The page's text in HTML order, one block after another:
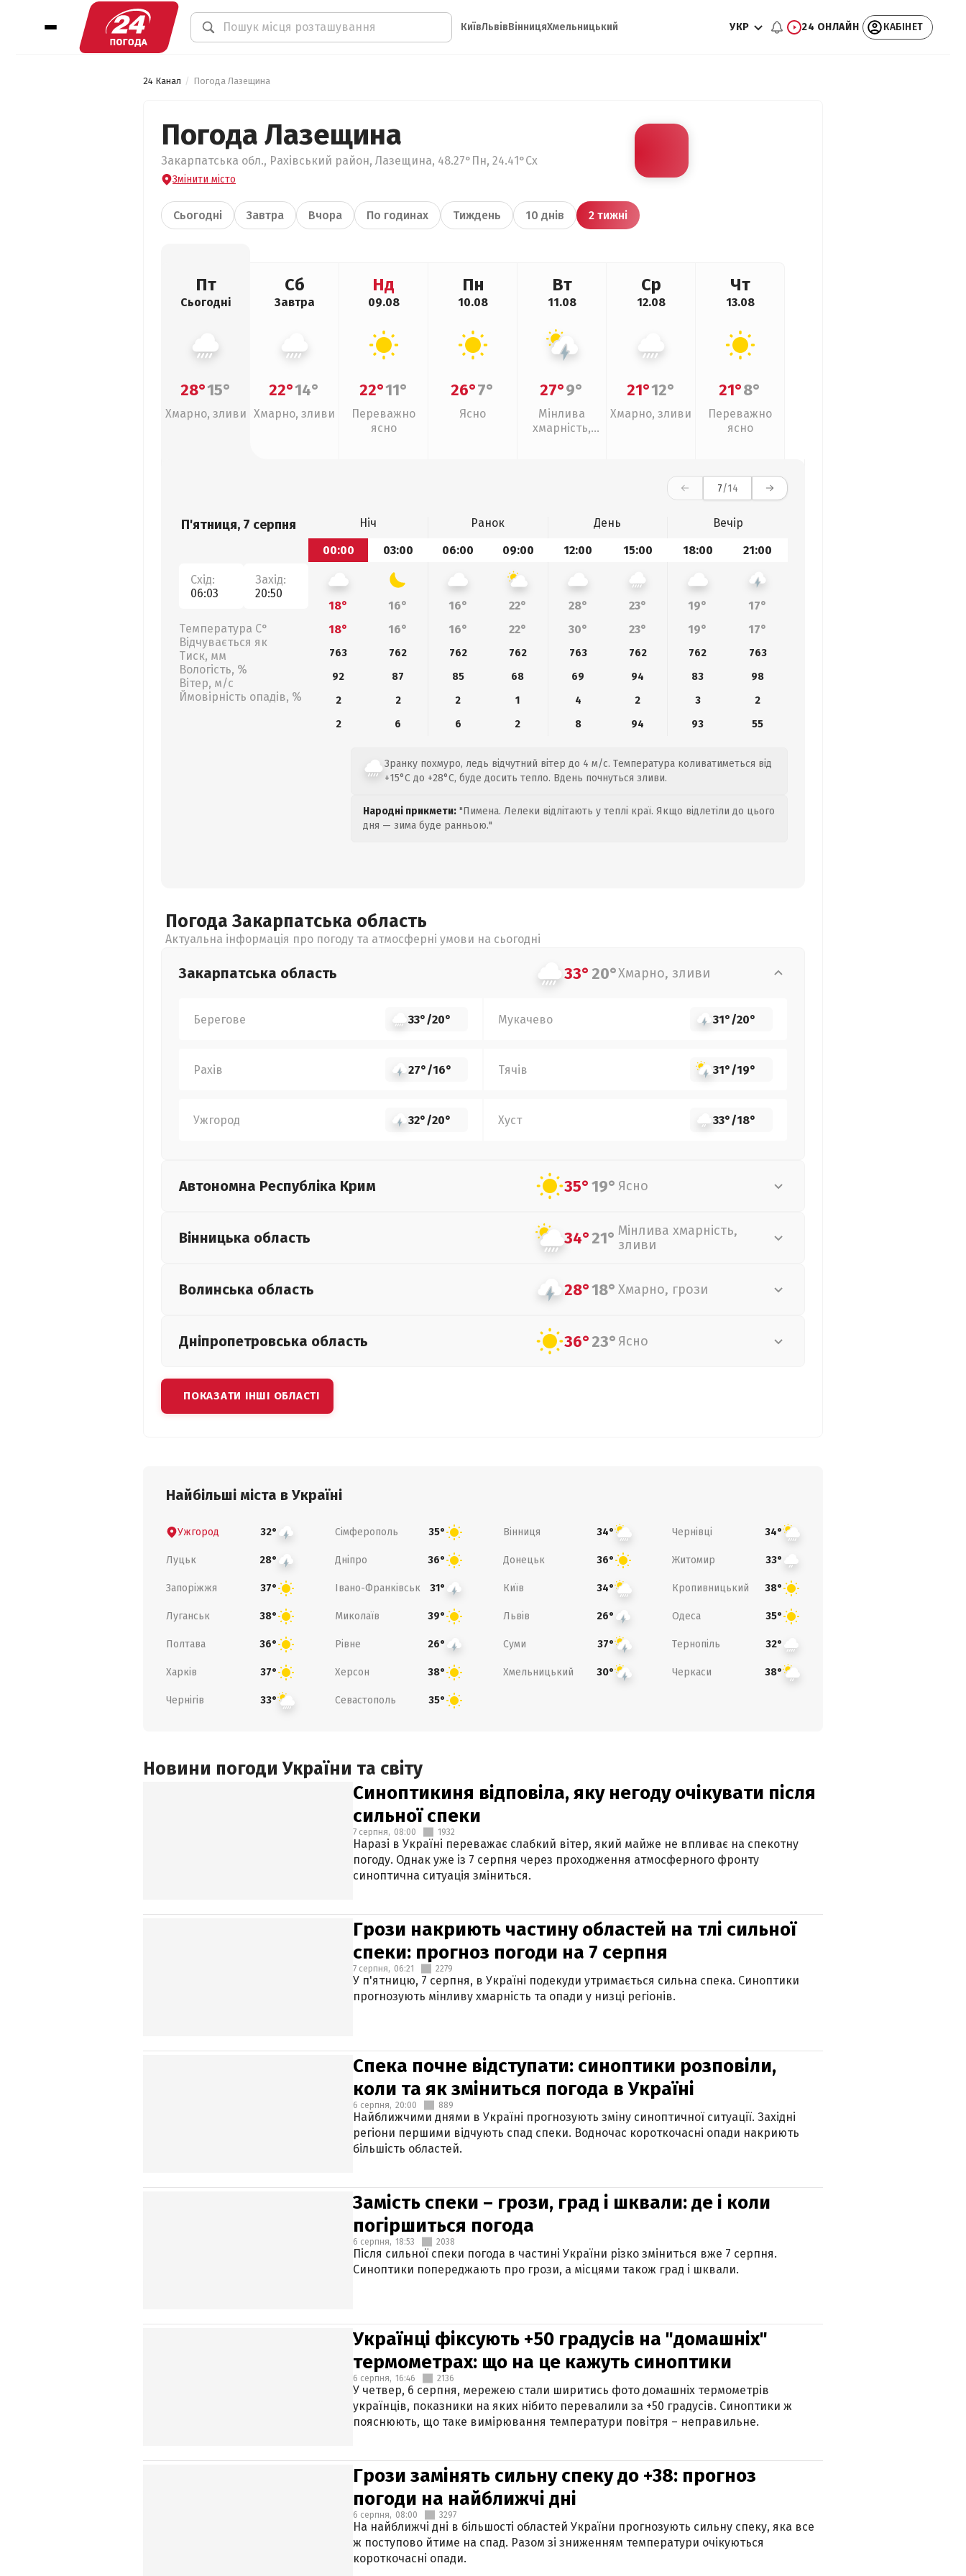
КиївЛьвівВінницяХмельницький УКР 24 ОНЛАЙН КАБІНЕТ
24 Канал Погода Лазещина
Погода Лазещина
Закарпатська обл., Рахівський район, Лазещина, 48.27°Пн, 24.41°Сх
Змінити місто
Сьогодні Завтра Вчора По годинах Тиждень 10 днів 2 тижні
Пт
Сьогодні
28°15°
Хмарно, зливи
Сб
Завтра
22°14°
Хмарно, зливи
Нд
09.08
22°11°
Переважно
ясно
Пн
10.08
26°7°
Ясно
Вт
11.08
27°9°
Мінлива
хмарність,
Ср
12.08
21°12°
Хмарно, зливи
Чт
13.08
21°8°
Переважно
ясно
7/14
П'ятниця, 7 серпня
Схід:
06:03
Захід:
20:50
Температура С°
Відчувається як
Тиск, мм
Вологість, %
Вітер, м/с
Ймовірність опадів, %
Ніч Ранок День
Вечір
00:00
03:00 06:00 09:00 12:00 15:00 18:00 21:00
18° 16° 16° 22° 28° 23° 19°
17°
18°
16° 16° 22° 30° 23° 19° 17°
763 762 762 762 763 762 762
763
92
87 85 68 69 94 83
98
2
2 2 1 4 2 3
2
2
6 6 2 8 94 93 55
Зранку похмуро, ледь відчутний вітер до 4 м/с. Температура коливатиметься від
+15°C до +28°C, буде досить тепло. Вдень почнуться зливи.
Народні прикмети: "Пимена. Лелеки відлітають у теплі краї. Якщо відлетіли до цього
дня — зима буде ранньою."
Погода Закарпатська область
Актуальна інформація про погоду та атмосферні умови на сьогодні
Закарпатська область 33°20°Хмарно, зливи
Берегове 33°/20° Мукачево 31°/20°
Рахів 27°/16° Тячів 31°/19°
Ужгород 32°/20° Хуст 33°/18°
Автономна Республіка Крим 35°19° Ясно
Вінницька область 34°21° Мінлива хмарність,
зливи
Волинська область 28°18° Хмарно, грози
Дніпропетровська область 36°23° Ясно
ПОКАЗАТИ ІНШІ ОБЛАСТІ
Найбільші міста в Україні
Ужгород 32° Сімферополь 35° Вінниця 34° Чернівці 34°
Луцьк 28° Дніпро 36° Донецьк 36° Житомир 33°
Запоріжжя 37° Івано-Франківськ 31° Київ 34° Кропивницький 38°
Луганськ 38° Миколаїв 39° Львів 26° Одеса 35°
Полтава 36° Рівне 26° Суми 37° Тернопіль 32°
Харків 37° Херсон 38° Хмельницький 30° Черкаси 38°
Чернігів 33° Севастополь 35°
Новини погоди України та світу
Синоптикиня відповіла, яку негоду очікувати після
сильної спеки
7 серпня, 08:00 1932
Наразі в Україні переважає слабкий вітер, який майже не впливає на спекотну
погоду. Однак уже із 7 серпня через проходження атмосферного фронту
синоптична ситуація зміниться.
Грози накриють частину областей на тлі сильної
спеки: прогноз погоди на 7 серпня
7 серпня, 06:21 2279
У п'ятницю, 7 серпня, в Україні подекуди утримається сильна спека. Синоптики
прогнозують мінливу хмарність та опади у низці регіонів.
Спека почне відступати: синоптики розповіли,
коли та як зміниться погода в Україні
6 серпня, 20:00 889
Найближчими днями в Україні прогнозують зміну синоптичної ситуації. Західні
регіони першими відчують спад спеки. Водночас короткочасні опади накриють
більшість областей.
Замість спеки – грози, град і шквали: де і коли
погіршиться погода
6 серпня, 18:53 2038
Після сильної спеки погода в частині України різко зміниться вже 7 серпня.
Синоптики попереджають про грози, а місцями також град і шквали.
Українці фіксують +50 градусів на "домашніх"
термометрах: що на це кажуть синоптики
6 серпня, 16:46 2136
У четвер, 6 серпня, мережею стали ширитись фото домашніх термометрів
українців, показники на яких нібито перевалили за +50 градусів. Синоптики ж
пояснюють, що таке вимірювання температури повітря – неправильне.
Грози замінять сильну спеку до +38: прогноз
погоди на найближчі дні
6 серпня, 08:00 3297
На найближчі дні в більшості областей України прогнозують сильну спеку, яка все
ж поступово йтиме на спад. Разом зі зниженням температури очікуються
короткочасні опади.